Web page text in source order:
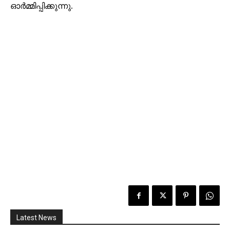
ഓർമ്മിപ്പിക്കുന്നു.
Latest News